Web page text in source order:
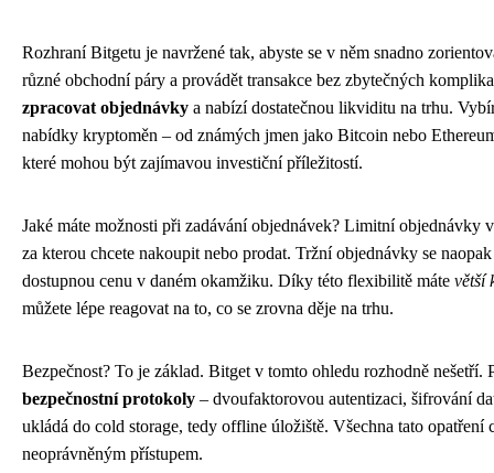
Rozhraní Bitgetu je navržené tak, abyste se v něm snadno
různé obchodní páry a provádět transakce bez zbytečných
zpracovat objednávky a nabízí dostatečnou likviditu na trhu.
nabídky kryptoměn – od známých jmen jako Bitcoin nebo
které mohou být zajímavou investiční příležitostí.
Jaké máte možnosti při zadávání objednávek? Limitní objednávky
za kterou chcete nakoupit nebo prodat. Tržní objednávky se
dostupnou cenu v daném okamžiku. Díky této flexibilitě máte větší
můžete lépe reagovat na to, co se zrovna děje na trhu.
Bezpečnost? To je základ. Bitget v tomto ohledu rozhodně nešetří.
bezpečnostní protokoly – dvoufaktorovou autentizaci, šifrování
ukládá do cold storage, tedy offline úložiště. Všechna tato opatření
neoprávněným přístupem.